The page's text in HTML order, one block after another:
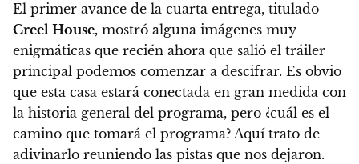
El primer avance de la cuarta entrega, titulado
Creel House, mostró alguna imágenes muy
enigmáticas que recién ahora que salió el tráiler
principal podemos comenzar a descifrar. Es obvio
que esta casa estará conectada en gran medida con
la historia general del programa, pero ¿cuál es el
camino que tomará el programa? Aquí trato de
adivinarlo reuniendo las pistas que nos dejaron.